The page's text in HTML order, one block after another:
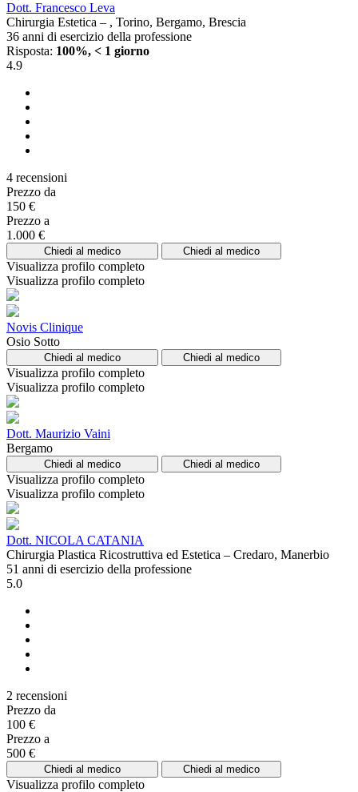
Dott. Francesco Leva
Chirurgia Estetica – , Torino, Bergamo, Brescia
36 anni di esercizio della professione
Risposta: 100%, < 1 giorno
4.9
4 recensioni
Prezzo da
150 €
Prezzo a
1.000 €
Chiedi al medico Chiedi al medico
Visualizza profilo completo
Visualizza profilo completo
Novis Clinique
Osio Sotto
Chiedi al medico Chiedi al medico
Visualizza profilo completo
Visualizza profilo completo
Dott. Maurizio Vaini
Bergamo
Chiedi al medico Chiedi al medico
Visualizza profilo completo
Visualizza profilo completo
Dott. NICOLA CATANIA
Chirurgia Plastica Ricostruttiva ed Estetica – Credaro, Manerbio
51 anni di esercizio della professione
5.0
2 recensioni
Prezzo da
100 €
Prezzo a
500 €
Chiedi al medico Chiedi al medico
Visualizza profilo completo